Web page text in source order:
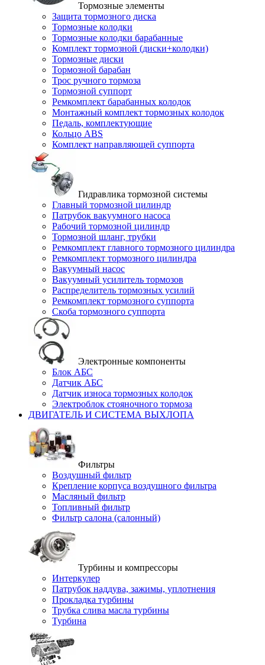
Тормозные элементы
Защита тормозного диска
Тормозные колодки
Тормозные колодки барабанные
Комплект тормозной (диски+колодки)
Тормозные диски
Тормозной барабан
Трос ручного тормоза
Тормозной суппорт
Ремкомплект барабанных колодок
Монтажный комплект тормозных колодок
Педаль, комплектующие
Кольцо ABS
Комплект направляющей суппорта
Гидравлика тормозной системы
Главный тормозной цилиндр
Патрубок вакуумного насоса
Рабочий тормозной цилиндр
Тормозной шланг, трубки
Ремкомплект главного тормозного цилиндра
Ремкомплект тормозного цилиндра
Вакуумный насос
Вакуумный усилитель тормозов
Распределитель тормозных усилий
Ремкомплект тормозного суппорта
Скоба тормозного суппорта
Электронные компоненты
Блок АБС
Датчик АБС
Датчик износа тормозных колодок
Электроблок стояночного тормоза
ДВИГАТЕЛЬ И СИСТЕМА ВЫХЛОПА
Фильтры
Воздушный фильтр
Крепление корпуса воздушного фильтра
Масляный фильтр
Топливный фильтр
Фильтр салона (салонный)
Турбины и компрессоры
Интеркулер
Патрубок наддува, зажимы, уплотнения
Прокладка турбины
Трубка слива масла турбины
Турбина